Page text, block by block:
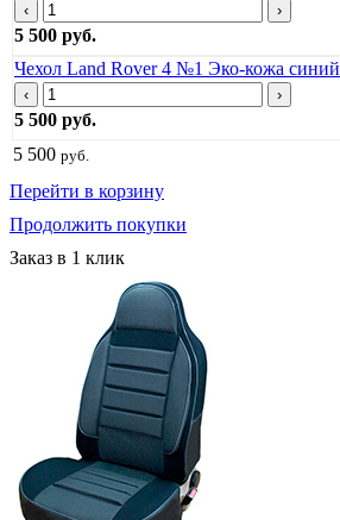
‹ ›
5 500 руб.
Чехол Land Rover 4 №1 Эко-кожа синий
‹ ›
5 500 руб.
5 500 руб.
Перейти в корзину
Продолжить покупки
Заказ в 1 клик